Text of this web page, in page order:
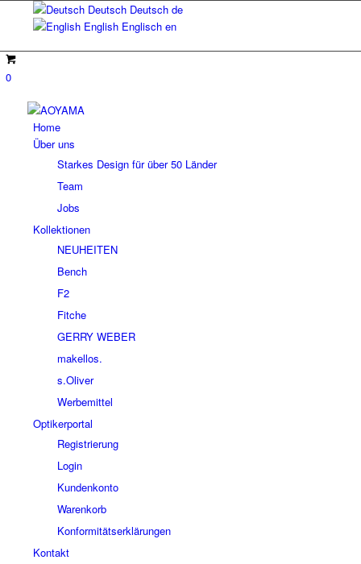
Deutsch Deutsch de
English Englisch en
0
Home
Über uns
Starkes Design für über 50 Länder
Team
Jobs
Kollektionen
NEUHEITEN
Bench
F2
Fitche
GERRY WEBER
makellos.
s.Oliver
Werbemittel
Optikerportal
Registrierung
Login
Kundenkonto
Warenkorb
Konformitätserklärungen
Kontakt